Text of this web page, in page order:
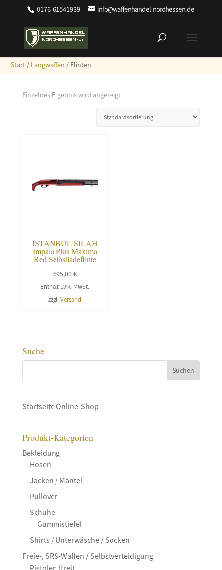
0176-61541939 info@waffenhandel-nordhessen.de
Start / Langwaffen / Flinten
Suche
Startseite Online-Shop
Produkt-Kategorien
Bekleidung
Hosen
Jacken / Mäntel
Pullover
Schuhe
Gummistiefel
Shirts / Unterwäsche / Socken
Freie-, SRS-Waffen / Selbstverteidigung
Pistolen (frei)
Einzelnes Ergebnis wird angezeigt
ISTANBUL SILAH
Impala Plus Maxima
Red Selbstladeflinte
695,00€
Enthält 19% MwSt.
zzgl.Versand